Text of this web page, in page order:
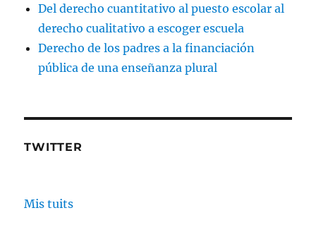
Del derecho cuantitativo al puesto escolar al
derecho cualitativo a escoger escuela
Derecho de los padres a la financiación
pública de una enseñanza plural
TWITTER
Mis tuits